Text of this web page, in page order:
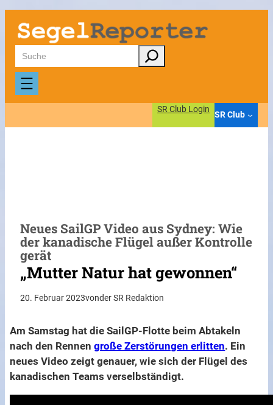
Zum
Inhalt
springen
Suchen
SR Club Login
SR Club
Neues SailGP Video aus Sydney: Wie
der kanadische Flügel außer Kontrolle
gerät
„Mutter Natur hat gewonnen“
20. Februar 2023vonder SR Redaktion
Am Samstag hat die SailGP-Flotte beim Abtakeln
nach den Rennengroße Zerstörungen erlitten. Ein
neues Video zeigt genauer, wie sich der Flügel des
kanadischen Teams verselbständigt.